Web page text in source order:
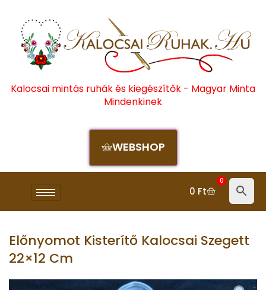
Kalocsai mintás ruhák és kiegészítők - Magyar Minta
Mindenkinek
WEBSHOP
0 Ft
0
Előnyomot Kisterítő Kalocsai Szegett
22×12 Cm